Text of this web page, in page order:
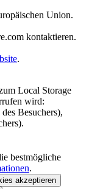
Union.
kontaktieren.
.
Local Storage
wird:
Besuchers),
bestmögliche
.
akzeptieren